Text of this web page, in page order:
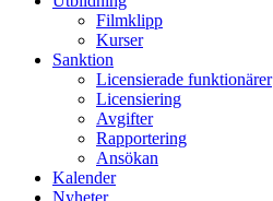
Filmklipp
Kurser
Sanktion
Licensierade funktionärer
Licensiering
Avgifter
Rapportering
Ansökan
Kalender
Nyheter